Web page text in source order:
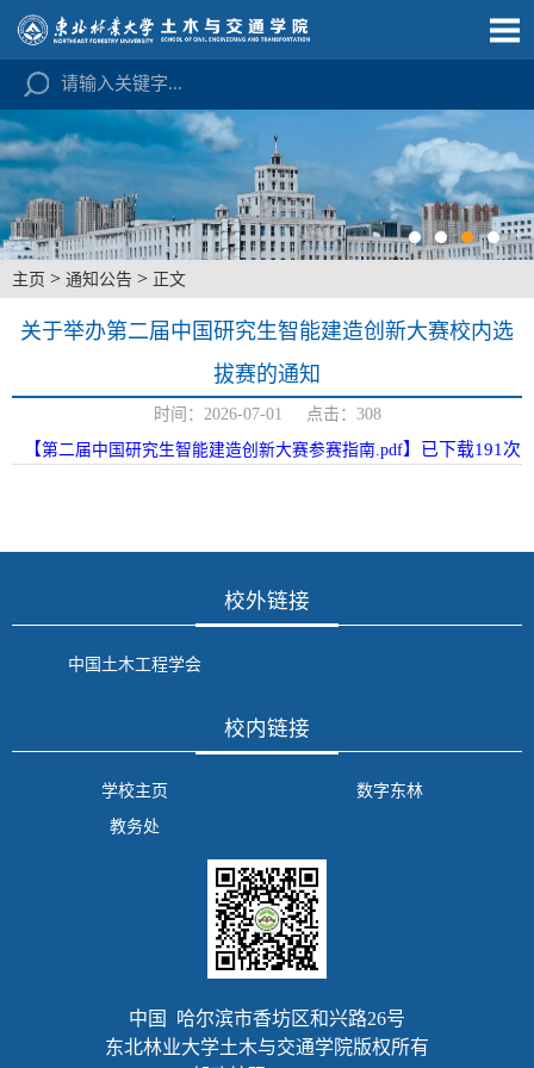
主页 > 通知公告 > 正文
关于举办第二届中国研究生智能建造创新大赛校内选
拔赛的通知
时间：2026-07-01 点击： 308
【第二届中国研究生智能建造创新大赛参赛指南.pdf】已下载191 次
校外链接
中国土木工程学会
校内链接
学校主页
数字东林
教务处
中国 哈尔滨市香坊区和兴路26号
东北林业大学土木与交通学院版权所有